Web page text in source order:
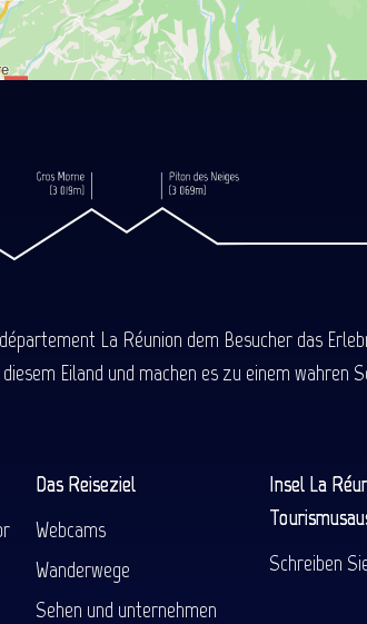
La Réunion dem Besucher das
Eiland und machen es zu einem wahren
Das Reiseziel
Webcams
Wanderwege
Sehen und unternehmen
Insel La
Schreiben